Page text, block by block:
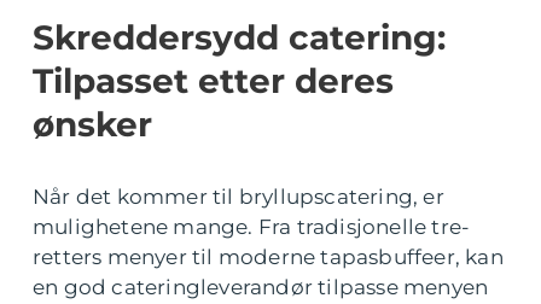
Skreddersydd catering:
Tilpasset etter deres
ønsker
Når det kommer til bryllupscatering, er
mulighetene mange. Fra tradisjonelle tre-
retters menyer til moderne tapasbuffeer, kan
en god cateringleverandør tilpasse menyen